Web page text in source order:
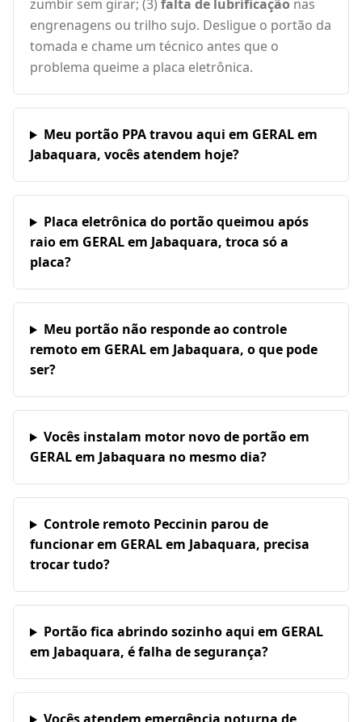
zumbir sem girar; (3) falta de lubrificação nas
engrenagens ou trilho sujo. Desligue o portão da
tomada e chame um técnico antes que o
problema queime a placa eletrônica.
Meu portão PPA travou aqui em GERAL em
Jabaquara, vocês atendem hoje?
Placa eletrônica do portão queimou após
raio em GERAL em Jabaquara, troca só a
placa?
Meu portão não responde ao controle
remoto em GERAL em Jabaquara, o que pode
ser?
Vocês instalam motor novo de portão em
GERAL em Jabaquara no mesmo dia?
Controle remoto Peccinin parou de
funcionar em GERAL em Jabaquara, precisa
trocar tudo?
Portão fica abrindo sozinho aqui em GERAL
em Jabaquara, é falha de segurança?